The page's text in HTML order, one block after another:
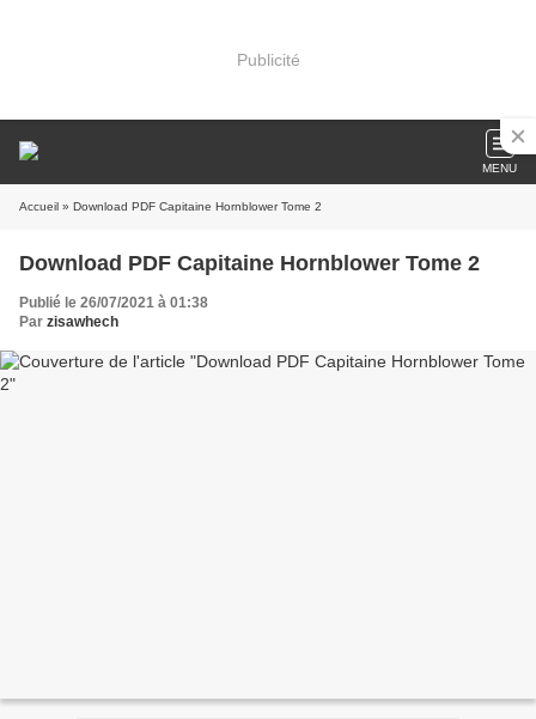
Publicité
MENU
Accueil » Download PDF Capitaine Hornblower Tome 2
Download PDF Capitaine Hornblower Tome 2
Publié le 26/07/2021 à 01:38
Par zisawhech